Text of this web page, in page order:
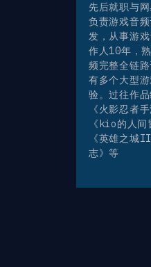
先后就职与
负责游戏音
发，从事游
作人10年，
频完整全链
有多个大型
验。过往作
《火影忍者手
《kio的人间
《英雄之城
志》等